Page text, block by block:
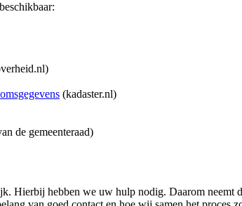
(kadaster.nl)
de gemeenteraad)
Hierbij hebben we uw hulp nodig. Daarom